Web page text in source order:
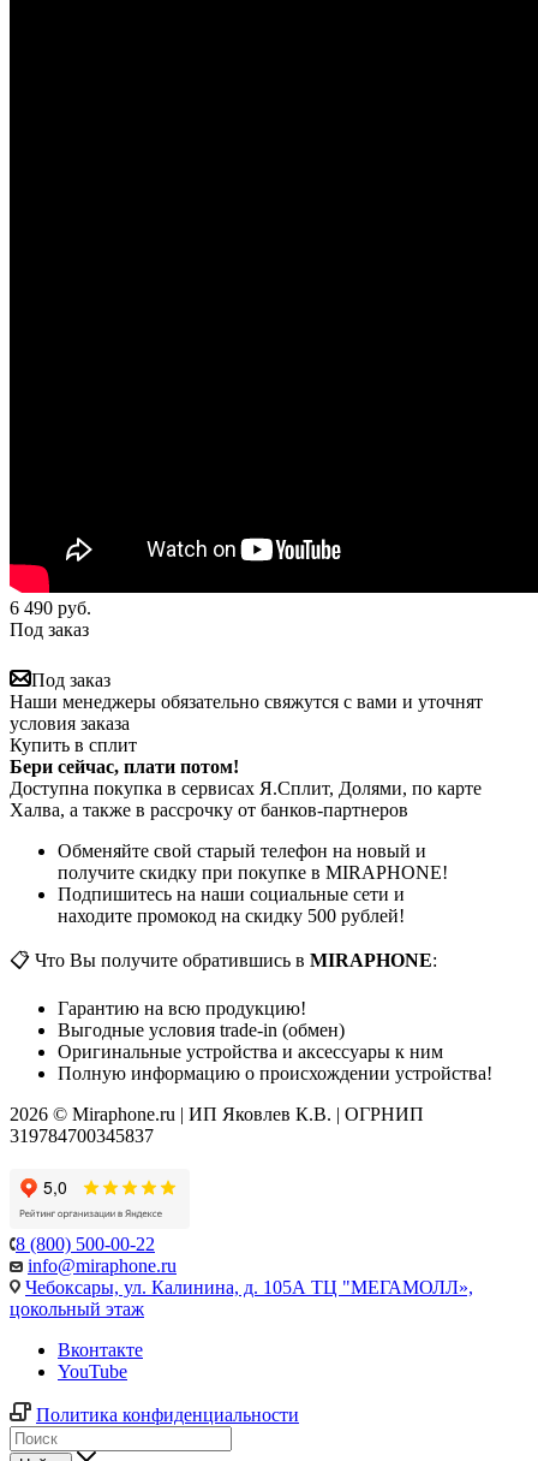
6 490 руб.
Под заказ
Под заказ
Наши менеджеры обязательно свяжутся с вами и уточнят
условия заказа
Купить в сплит
Бери сейчас, плати потом!
Доступна покупка в сервисах Я.Сплит, Долями, по карте
Халва, а также в рассрочку от банков-партнеров
Обменяйте свой старый телефон на новый и
получите скидку при покупке в MIRAPHONE!
Подпишитесь на наши социальные сети и
находите промокод на скидку 500 рублей!
📋 Что Вы получите обратившись в MIRAPHONE:
Гарантию на всю продукцию!
Выгодные условия trade-in (обмен)
Оригинальные устройства и аксессуары к ним
Полную информацию о происхождении устройства!
2026 © Miraphone.ru | ИП Яковлев К.В. | ОГРНИП
319784700345837
8 (800) 500-00-22
info@miraphone.ru
Чебоксары, ул. Калинина, д. 105А ТЦ "МЕГАМОЛЛ»,
цокольный этаж
Вконтакте
YouTube
Политика конфиденциальности